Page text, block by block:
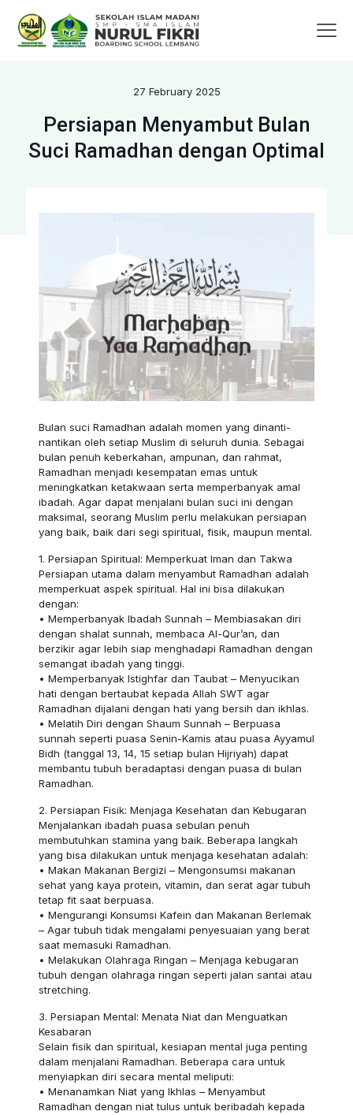
27 February 2025
Persiapan Menyambut Bulan
Suci Ramadhan dengan Optimal
Bulan suci Ramadhan adalah momen yang dinanti-
nantikan oleh setiap Muslim di seluruh dunia. Sebagai
bulan penuh keberkahan, ampunan, dan rahmat,
Ramadhan menjadi kesempatan emas untuk
meningkatkan ketakwaan serta memperbanyak amal
ibadah. Agar dapat menjalani bulan suci ini dengan
maksimal, seorang Muslim perlu melakukan persiapan
yang baik, baik dari segi spiritual, fisik, maupun mental.
1. Persiapan Spiritual: Memperkuat Iman dan Takwa
Persiapan utama dalam menyambut Ramadhan adalah
memperkuat aspek spiritual. Hal ini bisa dilakukan
dengan:
• Memperbanyak Ibadah Sunnah – Membiasakan diri
dengan shalat sunnah, membaca Al-Qur’an, dan
berzikir agar lebih siap menghadapi Ramadhan dengan
semangat ibadah yang tinggi.
• Memperbanyak Istighfar dan Taubat – Menyucikan
hati dengan bertaubat kepada Allah SWT agar
Ramadhan dijalani dengan hati yang bersih dan ikhlas.
• Melatih Diri dengan Shaum Sunnah – Berpuasa
sunnah seperti puasa Senin-Kamis atau puasa Ayyamul
Bidh (tanggal 13, 14, 15 setiap bulan Hijriyah) dapat
membantu tubuh beradaptasi dengan puasa di bulan
Ramadhan.
2. Persiapan Fisik: Menjaga Kesehatan dan Kebugaran
Menjalankan ibadah puasa sebulan penuh
membutuhkan stamina yang baik. Beberapa langkah
yang bisa dilakukan untuk menjaga kesehatan adalah:
• Makan Makanan Bergizi – Mengonsumsi makanan
sehat yang kaya protein, vitamin, dan serat agar tubuh
tetap fit saat berpuasa.
• Mengurangi Konsumsi Kafein dan Makanan Berlemak
– Agar tubuh tidak mengalami penyesuaian yang berat
saat memasuki Ramadhan.
• Melakukan Olahraga Ringan – Menjaga kebugaran
tubuh dengan olahraga ringan seperti jalan santai atau
stretching.
3. Persiapan Mental: Menata Niat dan Menguatkan
Kesabaran
Selain fisik dan spiritual, kesiapan mental juga penting
dalam menjalani Ramadhan. Beberapa cara untuk
menyiapkan diri secara mental meliputi:
• Menanamkan Niat yang Ikhlas – Menyambut
Ramadhan dengan niat tulus untuk beribadah kepada